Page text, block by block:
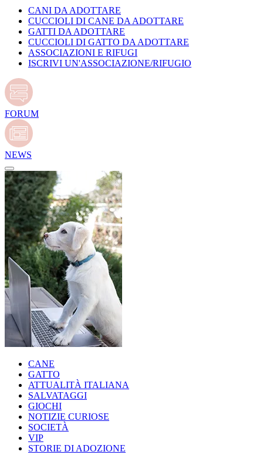
CANI DA ADOTTARE
CUCCIOLI DI CANE DA ADOTTARE
GATTI DA ADOTTARE
CUCCIOLI DI GATTO DA ADOTTARE
ASSOCIAZIONI E RIFUGI
ISCRIVI UN'ASSOCIAZIONE/RIFUGIO
FORUM
NEWS
CANE
GATTO
ATTUALITÀ ITALIANA
SALVATAGGI
GIOCHI
NOTIZIE CURIOSE
SOCIETÀ
VIP
STORIE DI ADOZIONE